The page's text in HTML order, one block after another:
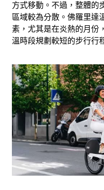
方式移動。不過，整體的
區域較為分散。佛羅里達
素，尤其是在炎熱的月份
溫時段規劃較短的步行行